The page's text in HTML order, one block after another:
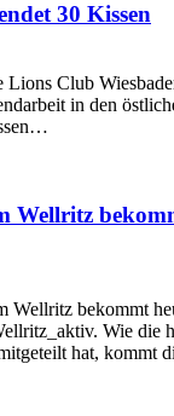
30 Kissen
Lions Club
in den
Wellritz
Wellritz bekommt
Wie die
hat, kommt